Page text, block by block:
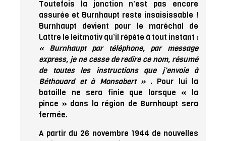
Toutefois la jonction n’est pas encore
assurée et Burnhaupt reste insaisissable !
Burnhaupt devient pour le maréchal de
Lattre le leitmotiv qu’il répète à tout instant :
« Burnhaupt par téléphone, par message
express, je ne cesse de redire ce nom, résumé
de toutes les instructions que j’envoie à
Béthouard et à Monsabert » . Pour lui la
bataille ne sera finie que lorsque « la
pince » dans la région de Burnhaupt sera
fermée.
A partir du 26 novembre 1944 de nouvelles